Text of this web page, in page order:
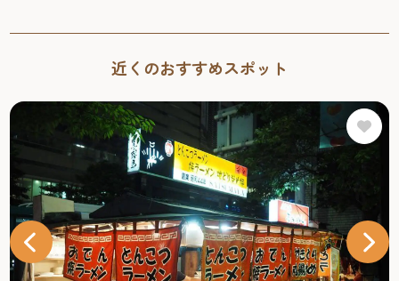
近くのおすすめスポット